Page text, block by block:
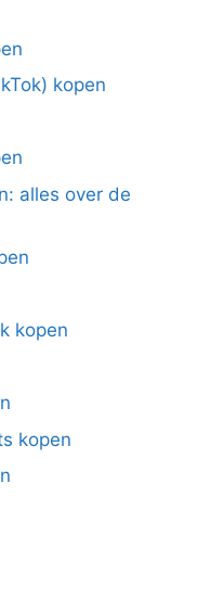
kopen
alles over de
kopen
kopen